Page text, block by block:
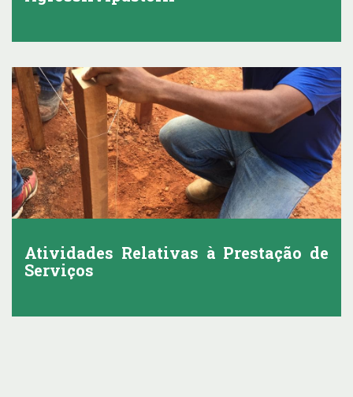
Atividades Relativas à Prestação de
Serviços